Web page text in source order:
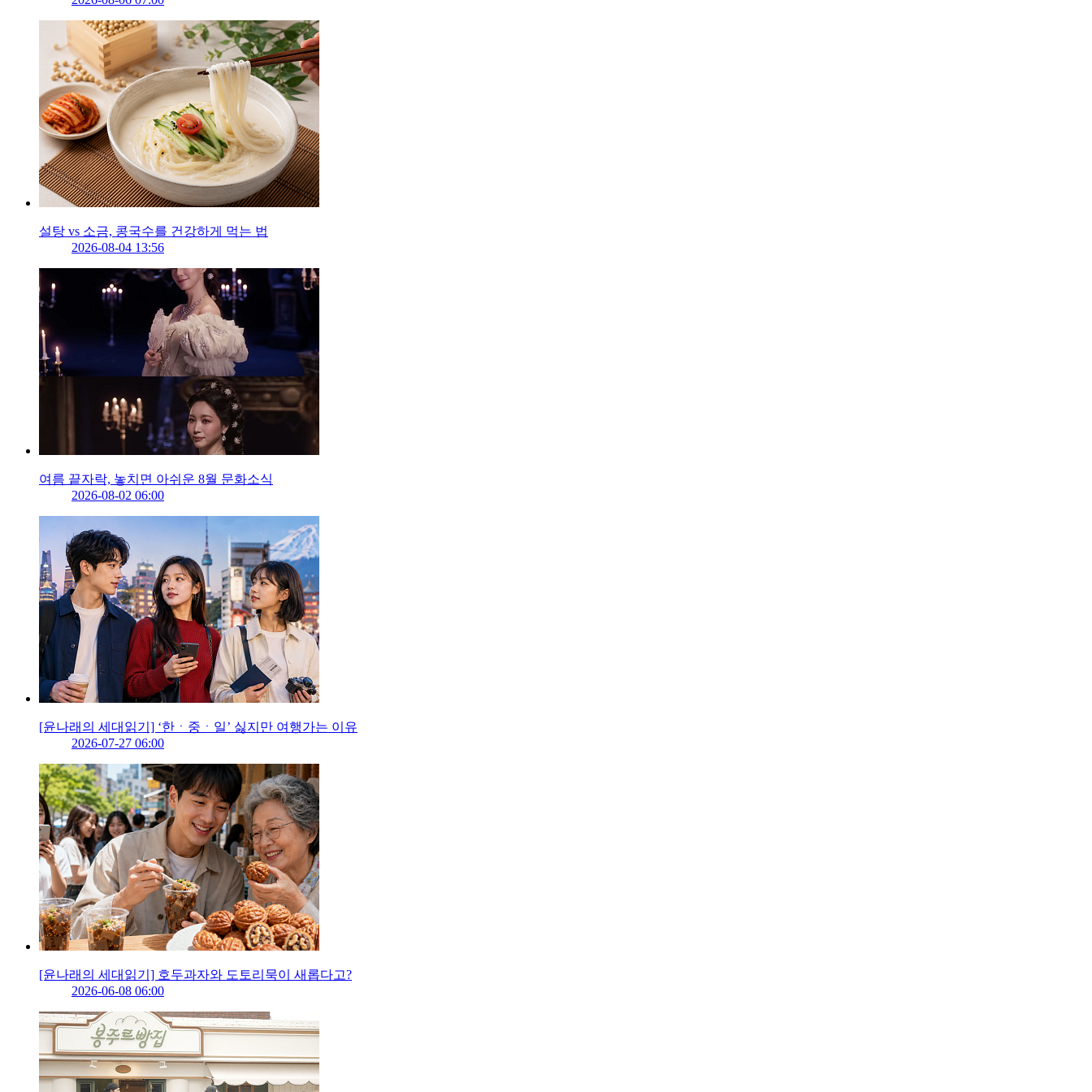
설탕 vs 소금, 콩국수를 건강하게 먹는 법
2026-08-04 13:56
여름 끝자락, 놓치면 아쉬운 8월 문화소식
2026-08-02 06:00
[윤나래의 세대읽기] ‘한ㆍ중ㆍ일’ 싫지만 여행가는 이유
2026-07-27 06:00
[윤나래의 세대읽기] 호두과자와 도토리묵이 새롭다고?
2026-06-08 06:00